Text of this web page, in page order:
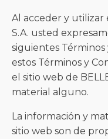
Al acceder y utilizar
S.A. usted
siguientes Términos
estos Términos y
el sitio web de
material alguno.
La información y
sitio web son de